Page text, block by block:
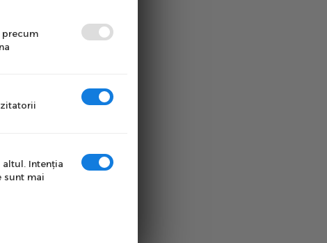
precum
Intenţia
sunt mai